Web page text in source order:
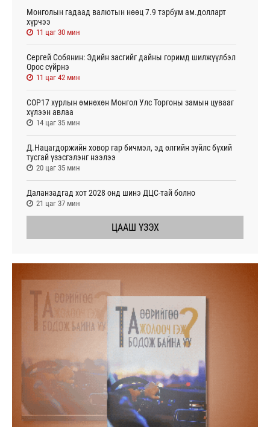
Монголын гадаад валютын нөөц 7.9 тэрбум ам.долларт
хүрчээ
11 цаг 30 мин
Сергей Собянин: Эдийн засгийг дайны горимд шилжүүлбэл
Орос сүйрнэ
11 цаг 42 мин
COP17 хурлын өмнөхөн Монгол Улс Торгоны замын цувааг
хүлээн авлаа
14 цаг 35 мин
Д.Нацагдоржийн ховор гар бичмэл, эд өлгийн зүйлс бүхий
тусгай үзэсгэлэнг нээлээ
20 цаг 35 мин
Даланзадгад хот 2028 онд шинэ ДЦС-тай болно
21 цаг 37 мин
ЦААШ ҮЗЭХ